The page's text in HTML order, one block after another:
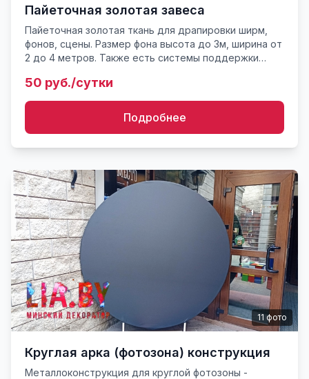
Пайеточная золотая завеса
Пайеточная золотая ткань для драпировки ширм,
фонов, сцены. Размер фона высота до 3м, ширина от
2 до 4 метров. Также есть системы поддержки
50 руб./сутки
Подробнее
11фото
Круглая арка (фотозона) конструкция
Металлоконструкция для круглой фотозоны -